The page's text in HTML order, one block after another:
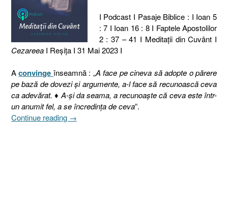
I Podcast I Pasaje Biblice : I Ioan 5
: 7 I Ioan 16 : 8 I Faptele Apostolilor
2 : 37 – 41 I Meditaţii din Cuvânt I
Cezareea I Reşiţa I 31 Mai 2023 I
Aconvinge înseamnă : „A face pe cineva să adopte o părere
pe bază de dovezi și argumente, a-l face să recunoască ceva
ca adevărat. ♦ A-și da seama, a recunoaște că ceva este într-
un anumit fel, a se încredința de ceva”.
Continue reading „151
→